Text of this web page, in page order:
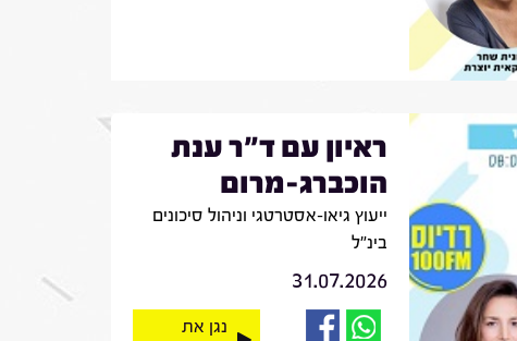
ראיון עם ד"ר ענת
הוכברג-מרום
ייעוץ גיאו-אסטרטגי וניהול סיכונים
בינ"ל
31.07.2026
נגן את